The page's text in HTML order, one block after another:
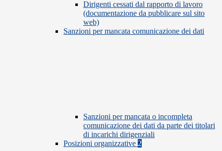
Dirigenti cessati dal rapporto di lavoro
(documentazione da pubblicare sul sito
web)
Sanzioni per mancata comunicazione dei dati
Sanzioni per mancata o incompleta
comunicazione dei dati da parte dei titolari
di incarichi dirigenziali
Posizioni organizzative 2